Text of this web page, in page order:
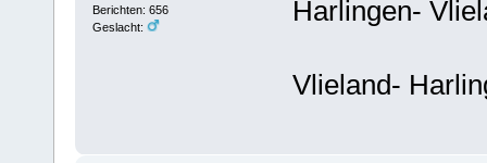
Berichten: 656
Geslacht:
Harlingen-
Vlieland-